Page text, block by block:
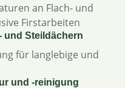
an Flach- und
Firstarbeiten
und Steildächern
für langlebige und
und -reinigung